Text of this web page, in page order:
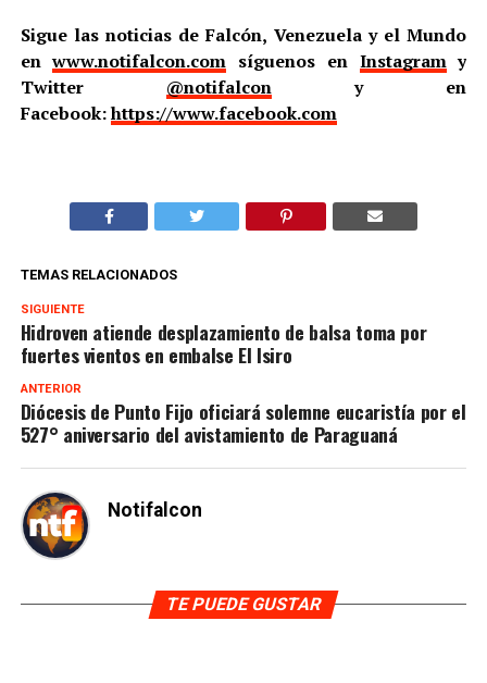
Sigue las noticias de Falcón, Venezuela y el Mundo
enwww.notifalcon.com síguenos en Instagramy
Twitter @notifalcony en
Facebook:https://www.facebook.com
TEMAS RELACIONADOS
SIGUIENTE
Hidroven atiende desplazamiento de balsa toma por
fuertes vientos en embalse El Isiro
ANTERIOR
Diócesis de Punto Fijo oficiará solemne eucaristía por el
527° aniversario del avistamiento de Paraguaná
Notifalcon
TE PUEDE GUSTAR